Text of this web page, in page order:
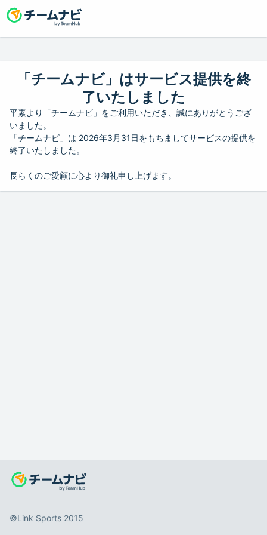
「チームナビ」はサービス提供を終
了いたしました
平素より「チームナビ」をご利用いただき、誠にありがとうござ
いました。
「チームナビ」は 2026年3月31日をもちましてサービスの提供を
終了いたしました。
長らくのご愛顧に心より御礼申し上げます。
©️Link Sports 2015